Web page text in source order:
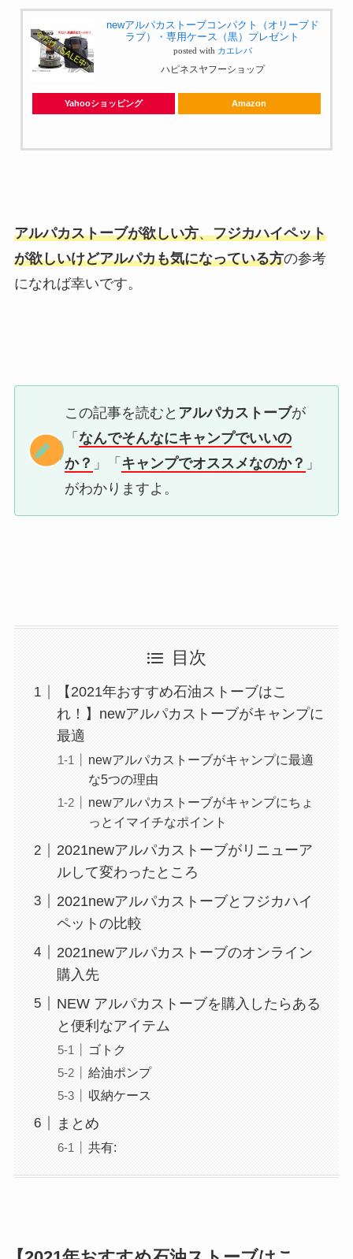
newアルパカストーブコンパクト（オリーブド
ラブ）・専用ケース（黒）プレゼント
posted with カエレバ
ハピネスヤフーショップ
Yahooショッピング Amazon
アルパカストーブが欲しい方、フジカハイペット
が欲しいけどアルパカも気になっている方の参考
になれば幸いです。
この記事を読むと アルパカストーブが
「 なんでそんなにキャンプでいいの
か？ 」「 キャンプでオススメなのか？ 」
がわかりますよ。
目次
【2021年おすすめ石油ストーブはこ
れ！】newアルパカストーブがキャンプに
最適
newアルパカストーブがキャンプに最適
な5つの理由
newアルパカストーブがキャンプにちょ
っとイマイチなポイント
2021newアルパカストーブがリニューア
ルして変わったところ
2021newアルパカストーブとフジカハイ
ペットの比較
2021newアルパカストーブのオンライン
購入先
NEW アルパカストーブを購入したらある
と便利なアイテム
ゴトク
給油ポンプ
収納ケース
まとめ
共有: